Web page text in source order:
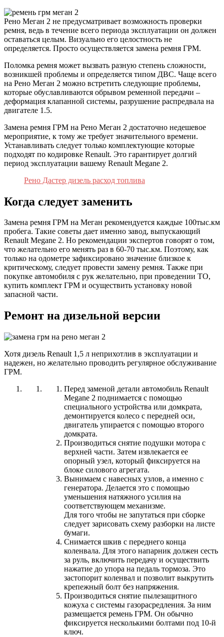
Рено Меган 2 не предусматривает возможность проверки
ремня, ведь в течение всего периода эксплуатации он должен
оставаться целым. Визуально его целостность не
определяется. Просто осуществляется замена ремня ГРМ.
Поломка ремня может вызвать разную степень сложности,
возникшей проблемы и определяется типом ДВС. Чаще всего
на Рено Меган 2 можно встретить следующие проблемы,
которые обуславливаются обрывом ременной передачи –
деформация клапанной системы, разрушение распредвала на
двигателе 1.5.
Замена ремня ГРМ на Рено Меган 2 достаточно недешевое
мероприятие, к тому же требует значительного времени.
Устанавливать следует только комплектующие которые
подходят по кодировке Renault. Это гарантирует долгий
период эксплуатации вашему Renault Megane 2.
Рено Дастер дизель расход топлива
Когда следует заменить
Замена ремня ГРМ на Меган рекомендуется каждые 100тыс.км
пробега. Такие советы дает именно завод, выпускающий
Renault Megane 2. Но рекомендации экспертов говорят о том,
что желательно его менять раз в 60-70 тыс.км. Поэтому, как
только на одометре зафиксировано значение близкое к
критическому, следует провести замену ремня. Также при
покупке автомобиля с рук желательно, при проведении ТО,
купить комплект ГРМ и осуществить установку новой
запасной части.
Ремонт на дизельной версии
Хотя дизель Renault 1,5 л неприхотлив в эксплуатации и
надежен, но желательно проводить регулярное обслуживание
ГРМ.
Перед заменой детали автомобиль Renault
Megane 2 поднимается с помощью
специального устройства или домкрата,
демонтируется колесо с передней оси,
двигатель упирается с помощью второго
домкрата.
Производиться снятие подушки мотора с
верхней части. Затем извлекается ее
опорный узел, который фиксируется на
блоке силового агрегата.
Вынимаем с навесных узлов, а именно с
генератора. Делается это с помощью
уменьшения натяжного усилия на
соответствующем механизме.
Для того чтобы не запутаться при сборке
следует зарисовать схему разборки на листе
бумаги.
Снимается шкив с переднего конца
коленвала. Для этого напарник должен сесть
за руль, включить передачу и осуществить
нажатие до упора на педаль тормоза. Это
застопорит коленвал и позволит выкрутить
крепежный болт без напряжения.
Производиться снятие пылезащитного
кожуха с системы газорасредления. За ним
размещается ремень ГРМ. Он обычно
фиксируется несколькими болтами под 10-й
ключ.